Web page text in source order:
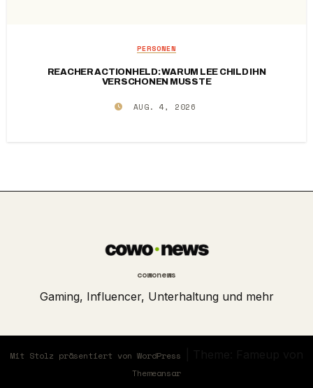
PERSONEN
REACHER ACTIONHELD: WARUM LEE CHILD IHN
VERSCHONEN MUSSTE
AUG. 4, 2026
cowonews
Gaming, Influencer, Unterhaltung und mehr
Mit Stolz präsentiert von WordPress
Themeansar